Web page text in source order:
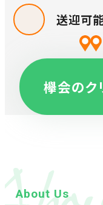
送迎可
欅会のク
About Us